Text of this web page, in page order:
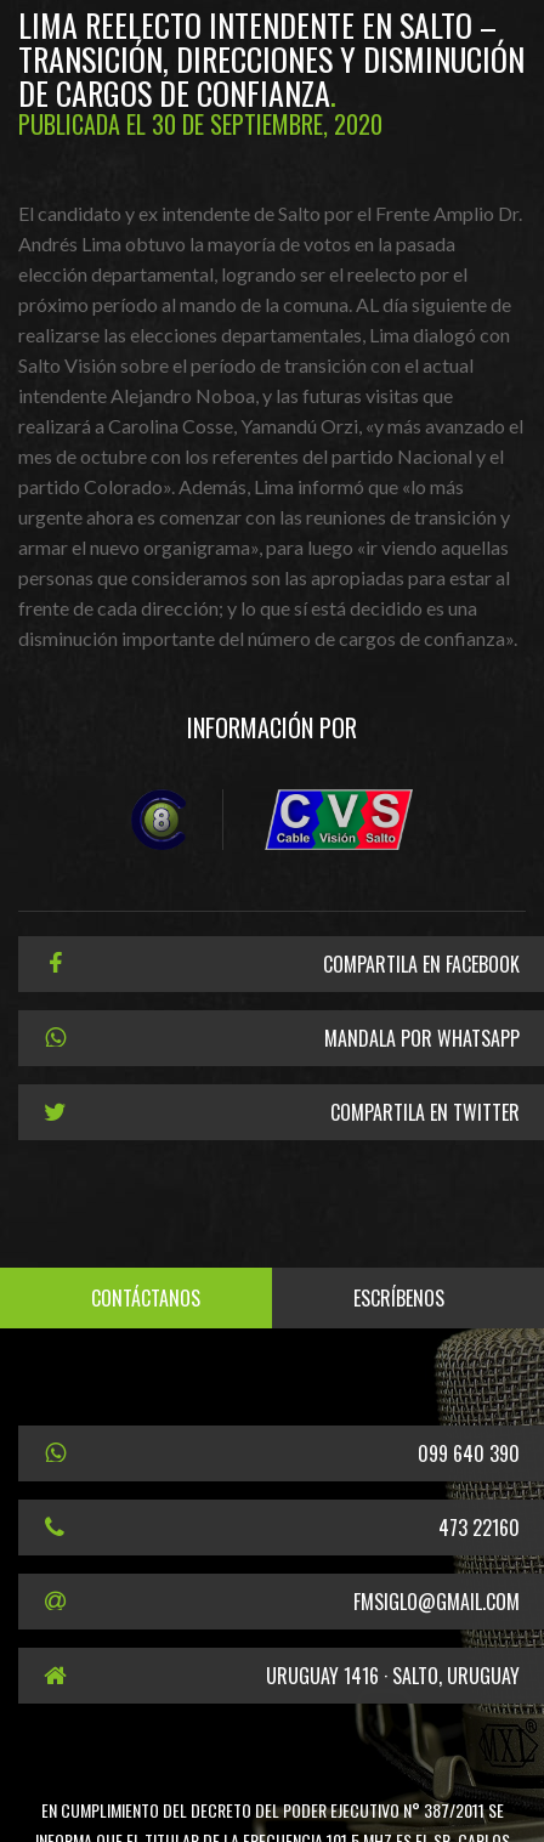
LIMA REELECTO INTENDENTE EN SALTO –
TRANSICIÓN, DIRECCIONES Y DISMINUCIÓN
DE CARGOS DE CONFIANZA
PUBLICADA EL 30 DE SEPTIEMBRE, 2020
El candidato y ex intendente de Salto por el Frente Amplio Dr.
Andrés Lima obtuvo la mayoría de votos en la pasada
elección departamental, logrando ser el reelecto por el
próximo período al mando de la comuna. AL día siguiente de
realizarse las elecciones departamentales, Lima dialogó con
Salto Visión sobre el período de transición con el actual
intendente Alejandro Noboa, y las futuras visitas que
realizará a Carolina Cosse, Yamandú Orzi, «y más avanzado el
mes de octubre con los referentes del partido Nacional y el
partido Colorado». Además, Lima informó que «lo más
urgente ahora es comenzar con las reuniones de transición y
armar el nuevo organigrama», para luego «ir viendo aquellas
personas que consideramos son las apropiadas para estar al
frente de cada dirección; y lo que sí está decidido es una
disminución importante del número de cargos de confianza».
INFORMACIÓN POR
COMPARTILA EN FACEBOOK
MANDALA POR WHATSAPP
COMPARTILA EN TWITTER
CONTÁCTANOS ESCRÍBENOS
099 640 390
473 22160
FMSIGLO@GMAIL.COM
URUGUAY 1416 · SALTO, URUGUAY
EN CUMPLIMIENTO DEL DECRETO DEL PODER EJECUTIVO N° 387/2011 SE